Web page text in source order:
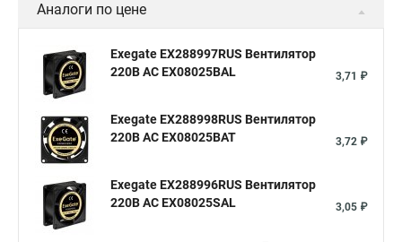
Аналоги по цене
Exegate EX288997RUS Вентилятор
220В AC EX08025BAL
3,71 ₽
Exegate EX288998RUS Вентилятор
220В AC EX08025BAT
3,72 ₽
Exegate EX288996RUS Вентилятор
220В AC EX08025SAL
3,05 ₽